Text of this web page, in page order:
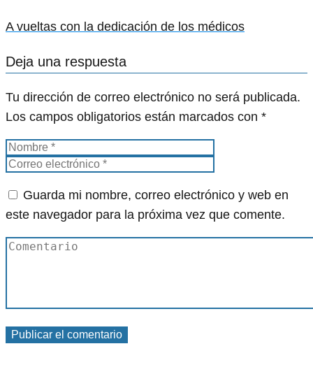
A vueltas con la dedicación de los médicos
Deja una respuesta
Tu dirección de correo electrónico no será publicada.
Los campos obligatorios están marcados con *
Guarda mi nombre, correo electrónico y web en
este navegador para la próxima vez que comente.